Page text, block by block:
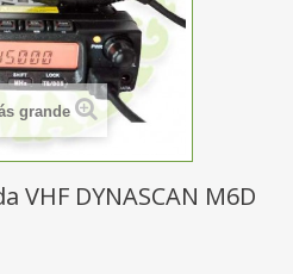
grande
VHF DYNASCAN M6D